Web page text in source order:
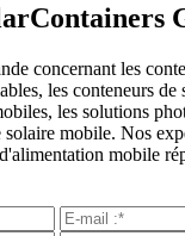
concernant les
les conteneurs de
les solutions
mobile. Nos
mobile